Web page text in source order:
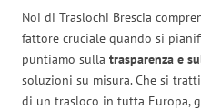
Noi di Traslochi Brescia
fattore cruciale quando si
puntiamo sulla trasparenza e
soluzioni su misura. Che si
di un trasloco in tutta Europa,